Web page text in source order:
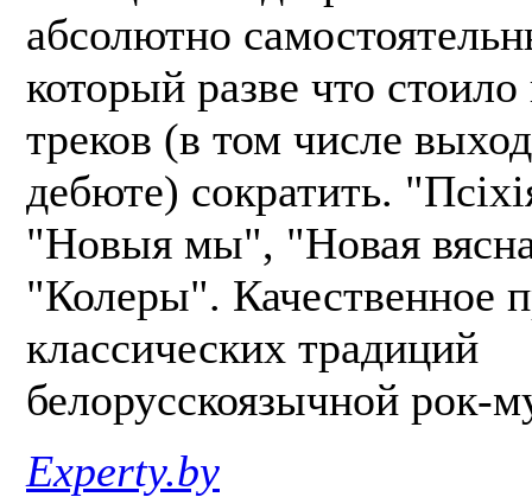
абсолютно
который разве что стоило
треков (в том числе
дебюте) сократить.
"Новыя мы", "Новая
"Колеры". Качественное
классических традиций
белорусскоязычной рок-
Experty.by